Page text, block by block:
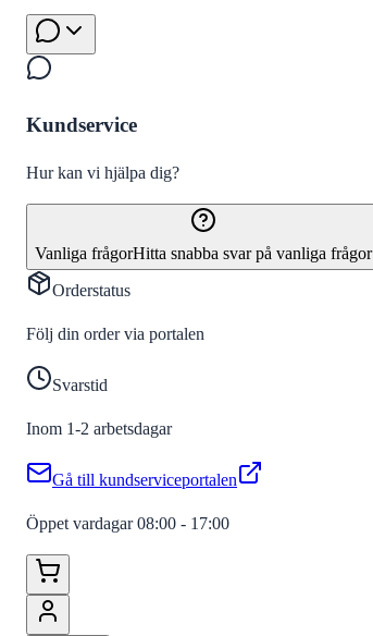
Kundservice
Hur kan vi hjälpa dig?
Vanliga frågorHitta snabba svar på vanliga frågor
Orderstatus
Följ din order via portalen
Svarstid
Inom 1-2 arbetsdagar
Gå till kundserviceportalen
Öppet vardagar 08:00 - 17:00